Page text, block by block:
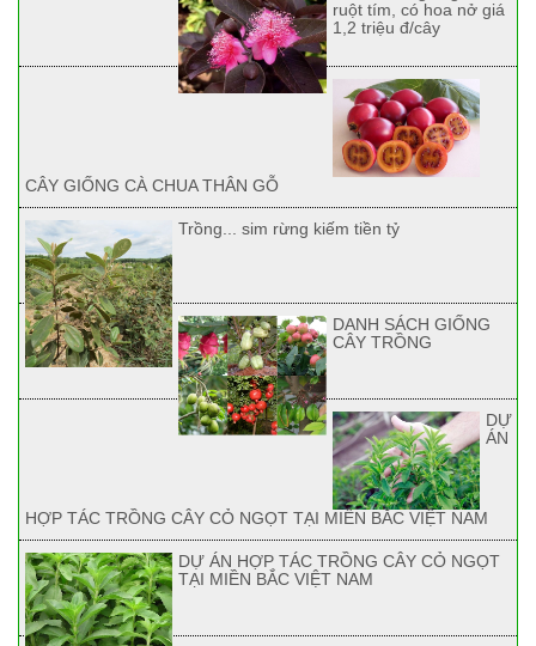
ruột tím, có hoa nở giá
1,2 triệu đ/cây
CÂY GIỐNG CÀ CHUA THÂN GỖ
Trồng... sim rừng kiếm tiền tỷ
DANH SÁCH GIỐNG
CÂY TRỒNG
DỰ
ÁN
HỢP TÁC TRỒNG CÂY CỎ NGỌT TẠI MIỀN BẮC VIỆT NAM
DỰ ÁN HỢP TÁC TRỒNG CÂY CỎ NGỌT
TẠI MIỀN BẮC VIỆT NAM